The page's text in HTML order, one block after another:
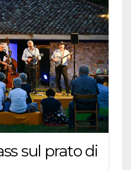
sul prato di